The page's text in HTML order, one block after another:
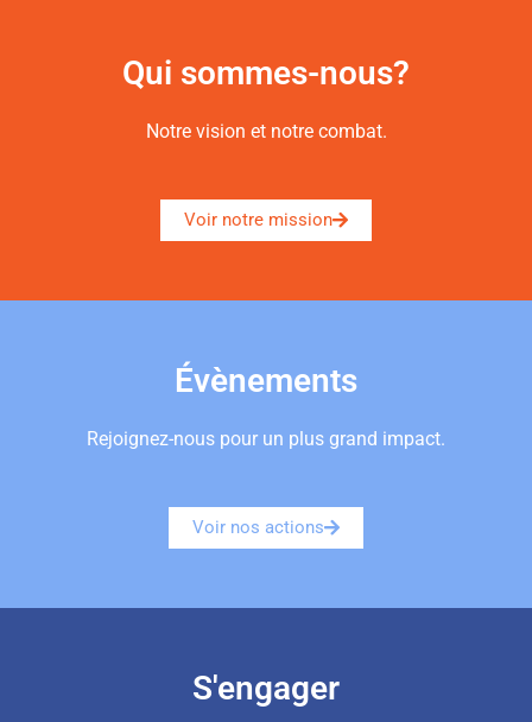
Qui sommes-nous?
Notre vision et notre combat.
Voir notre mission
Évènements
Rejoignez-nous pour un plus grand impact.
Voir nos actions
S'engager